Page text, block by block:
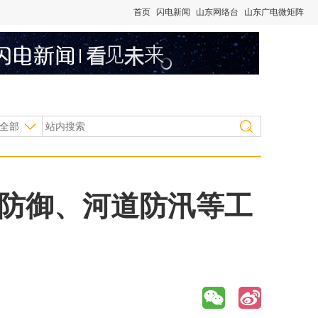
首页 闪电新闻 山东网络台 山东广电微矩阵
部
御、河道防汛等工